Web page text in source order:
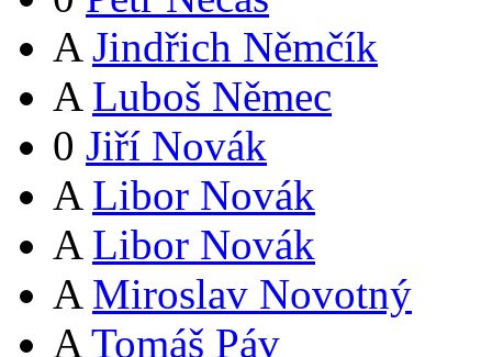
A Jindřich Němčík
A Luboš Němec
0 Jiří Novák
A Libor Novák
A Libor Novák
A Miroslav Novotný
A Tomáš Páv